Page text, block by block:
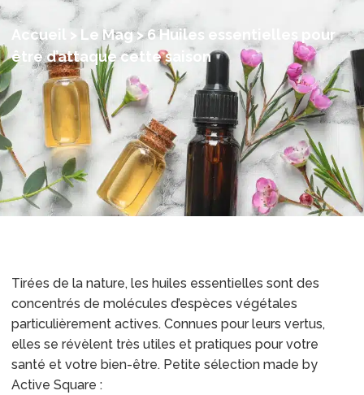
Accueil > Le Mag>6 Huiles essentielles pour
être d’attaque cette saison
Tirées de la nature, les huiles essentielles sont des
concentrés de molécules d’espèces végétales
particulièrement actives. Connues pour leurs vertus,
elles se révèlent très utiles et pratiques pour votre
santé et votre bien-être. Petite sélection made by
Active Square :